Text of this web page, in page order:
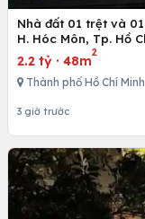
Nhà đất 01 trệt và 01 lầu, 4mx12m ở đường Nguyễn Thị Sáu,
H. Hóc Môn, Tp. Hồ
2.2 tỷ · 48m
2
Thành phố Hồ Chí Minh
3 giờ trước